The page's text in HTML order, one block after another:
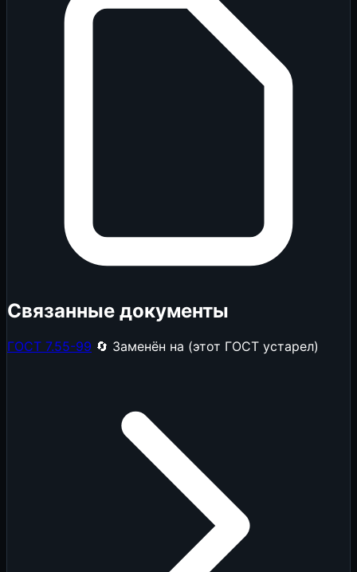
Связанные документы
ГОСТ 7.55-99 🔄 Заменён на (этот ГОСТ устарел)